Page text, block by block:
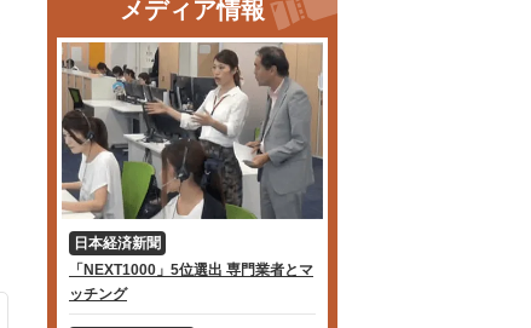
メディア情報
日本経済新聞
「NEXT1000」5位選出 専門業者とマ
ッチング